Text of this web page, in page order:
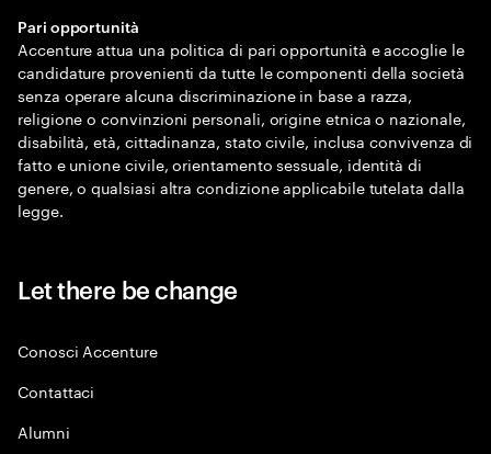
Pari opportunità
Accenture attua una politica di pari opportunità e accoglie le
candidature provenienti da tutte le componenti della società
senza operare alcuna discriminazione in base a razza,
religione o convinzioni personali, origine etnica o nazionale,
disabilità, età, cittadinanza, stato civile, inclusa convivenza di
fatto e unione civile, orientamento sessuale, identità di
genere, o qualsiasi altra condizione applicabile tutelata dalla
legge.
Let there be change
Conosci Accenture
Contattaci
Alumni